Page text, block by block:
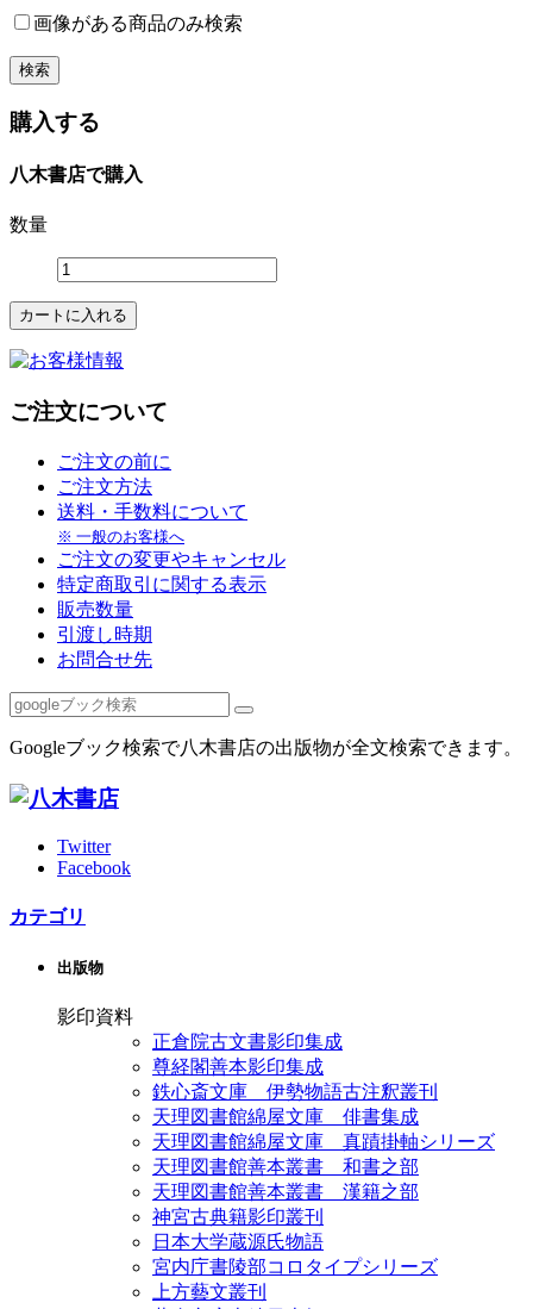
画像がある商品のみ検索
購入する
八木書店で購入
数量
ご注文について
ご注文の前に
ご注文方法
送料・手数料について
※ 一般のお客様へ
ご注文の変更やキャンセル
特定商取引に関する表示
販売数量
引渡し時期
お問合せ先
Googleブック検索で八木書店の出版物が全文検索できます。
Twitter
Facebook
カテゴリ
出版物
影印資料
正倉院古文書影印集成
尊経閣善本影印集成
鉄心斎文庫 伊勢物語古注釈叢刊
天理図書館綿屋文庫 俳書集成
天理図書館綿屋文庫 真蹟掛軸シリーズ
天理図書館善本叢書 和書之部
天理図書館善本叢書 漢籍之部
神宮古典籍影印叢刊
日本大学蔵源氏物語
宮内庁書陵部コロタイプシリーズ
上方藝文叢刊